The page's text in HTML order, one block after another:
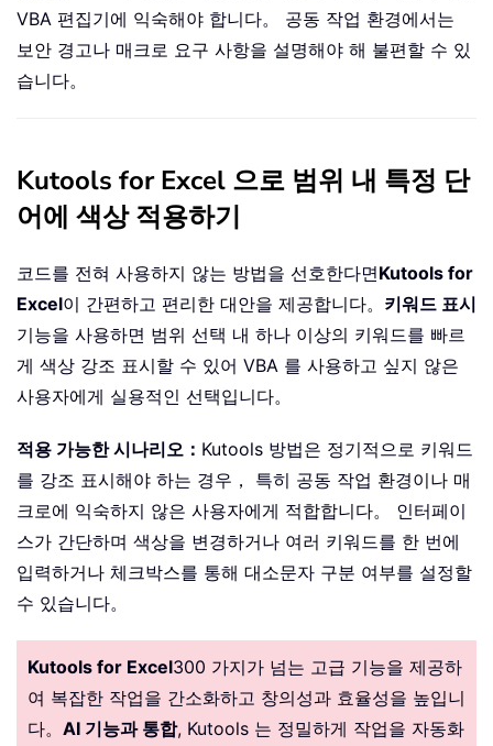
VBA 편집기에 익숙해야 합니다。 공동 작업 환경에서는
보안 경고나 매크로 요구 사항을 설명해야 해 불편할 수 있
습니다。
Kutools for Excel 으로 범위 내 특정 단
어에 색상 적용하기
코드를 전혀 사용하지 않는 방법을 선호한다면Kutools for
Excel이 간편하고 편리한 대안을 제공합니다。 키워드 표시
기능을 사용하면 범위 선택 내 하나 이상의 키워드를 빠르
게 색상 강조 표시할 수 있어 VBA 를 사용하고 싶지 않은
사용자에게 실용적인 선택입니다。
적용 가능한 시나리오： Kutools 방법은 정기적으로 키워드
를 강조 표시해야 하는 경우， 특히 공동 작업 환경이나 매
크로에 익숙하지 않은 사용자에게 적합합니다。 인터페이
스가 간단하며 색상을 변경하거나 여러 키워드를 한 번에
입력하거나 체크박스를 통해 대소문자 구분 여부를 설정할
수 있습니다。
Kutools for Excel300 가지가 넘는 고급 기능을 제공하
여 복잡한 작업을 간소화하고 창의성과 효율성을 높입니
다。 AI 기능과 통합, Kutools 는 정밀하게 작업을 자동화